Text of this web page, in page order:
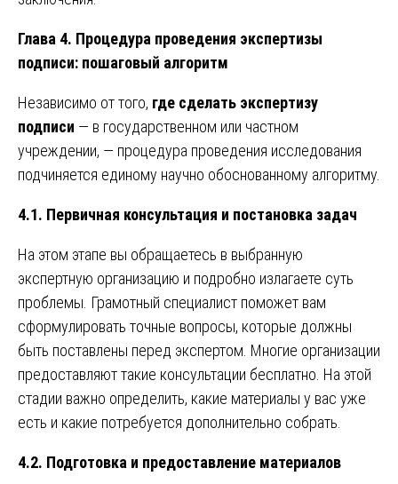
Глава 4. Процедура проведения экспертизы
подписи: пошаговый алгоритм
Независимо от того, где сделать экспертизу
подписи — в государственном или частном
учреждении, — процедура проведения исследования
подчиняется единому научно обоснованному алгоритму.
4.1. Первичная консультация и постановка задач
На этом этапе вы обращаетесь в выбранную
экспертную организацию и подробно излагаете суть
проблемы. Грамотный специалист поможет вам
сформулировать точные вопросы, которые должны
быть поставлены перед экспертом. Многие организации
предоставляют такие консультации бесплатно. На этой
стадии важно определить, какие материалы у вас уже
есть и какие потребуется дополнительно собрать.
4.2. Подготовка и предоставление материалов